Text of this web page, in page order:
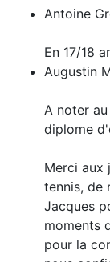
Antoine
En 17/18
Augustin
A noter
diplome
Merci aux
tennis, de
Jacques
moments
pour la